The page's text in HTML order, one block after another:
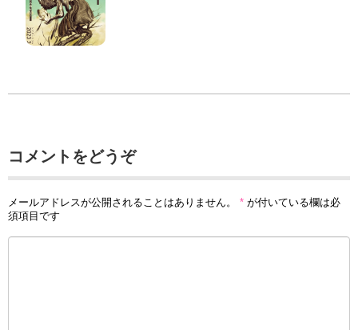
コメントをどうぞ
メールアドレスが公開されることはありません。 * が付いている欄は必
須項目です